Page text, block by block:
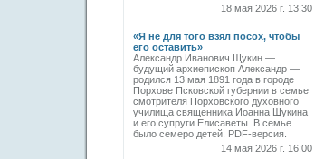
18 мая 2026 г. 13:30
«Я не для того взял посох, чтобы
его оставить»
Александр Иванович Щукин —
будущий архиепископ Александр —
родился 13 мая 1891 года в городе
Порхове Псковской губернии в семье
смотрителя Порховского духовного
училища священника Иоанна Щукина
и его супруги Елисаветы. В семье
было семеро детей. PDF-версия.
14 мая 2026 г. 16:00